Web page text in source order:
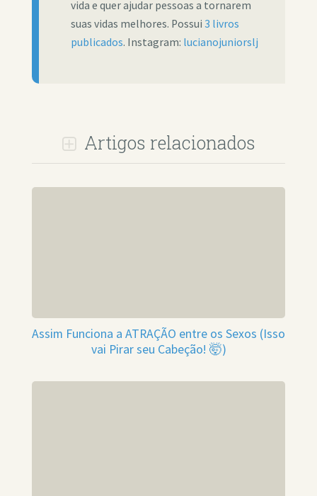
vida e quer ajudar pessoas a tornarem
suas vidas melhores. Possui 3 livros
publicados. Instagram: lucianojuniorslj
Artigos relacionados
Assim Funciona a ATRAÇÃO entre os Sexos (Isso
vai Pirar seu Cabeção! 🤯)